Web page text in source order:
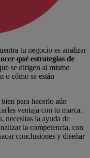
tu negocio es analizar
qué estrategias de
se dirigen al mismo
o cómo se están
para hacerlo aún
ventaja con tu marca.
necesitas la ayuda de
la competencia, con
conclusiones y diseñar